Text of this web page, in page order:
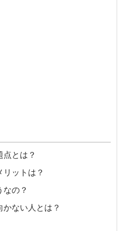
点とは？
ットは？
なの？
ない人とは？